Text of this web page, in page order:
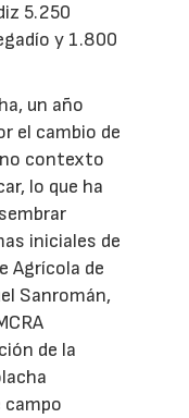
5.250
y 1.800
un año
el cambio de
contexto
lo que ha
iniciales de
Agrícola de
Sanromán,
de la
campo